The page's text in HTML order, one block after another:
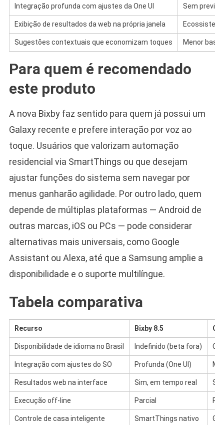
Integração profunda com ajustes da One UI Sem
Exibição de resultados da web na própria janela
Sugestões contextuais que economizam toques Menor base
Para quem é recomendado
este produto
A nova Bixby faz sentido para quem já possui um
Galaxy recente e prefere interação por voz ao
toque. Usuários que valorizam automação
residencial via SmartThings ou que desejam
ajustar funções do sistema sem navegar por
menus ganharão agilidade. Por outro lado, quem
depende de múltiplas plataformas — Android de
outras marcas, iOS ou PCs — pode considerar
alternativas mais universais, como Google
Assistant ou Alexa, até que a Samsung amplie a
disponibilidade e o suporte multilíngue.
Tabela comparativa
Recurso Bixby 8.5
Disponibilidade de idioma no Brasil Indefinido (beta fora)
Integração com ajustes do SO Profunda (One UI)
Resultados web na interface Sim, em tempo real
Execução off-line Parcial
Controle de casa inteligente SmartThings nativo